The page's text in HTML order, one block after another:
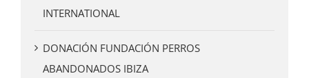
INTERNATIONAL
DONACIÓN FUNDACIÓN PERROS
ABANDONADOS IBIZA